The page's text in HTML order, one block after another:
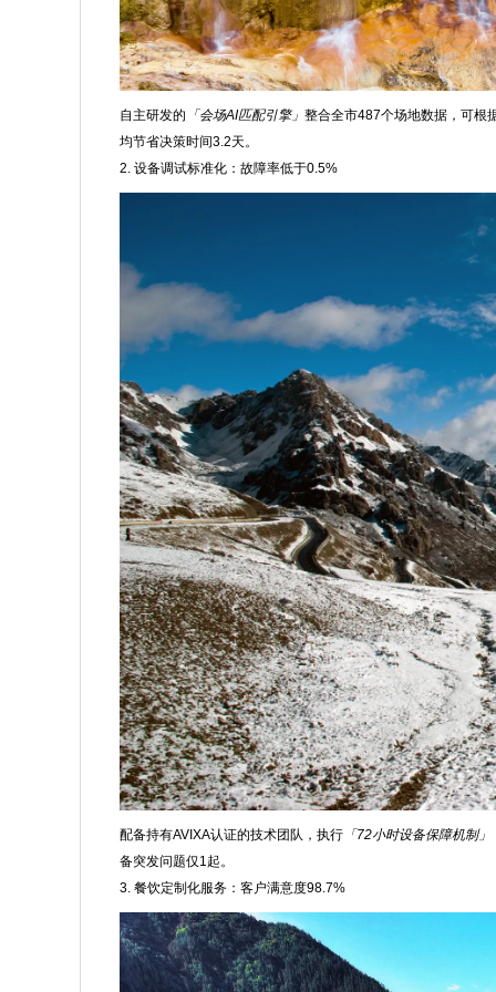
自主研发的 「会场AI匹配引擎」 整合全市487个场地数据，可根
均节省决策时间3.2天。
2. 设备调试标准化：故障率低于0.5%
配备持有AVIXA认证的技术团队，执行 「72小时设备保障机制」
备突发问题仅1起。
3. 餐饮定制化服务：客户满意度98.7%